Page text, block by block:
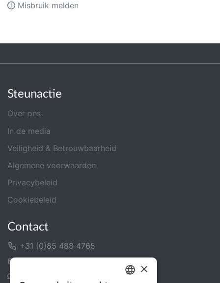
Misbruik melden
Steunactie
Over ons
In de media
Veiligheid & Betrouwbaarheid
Algemene voorwaarden
Privacybeleid
Cookiebeleid
Contact
+31 (0)85 488 4765
×